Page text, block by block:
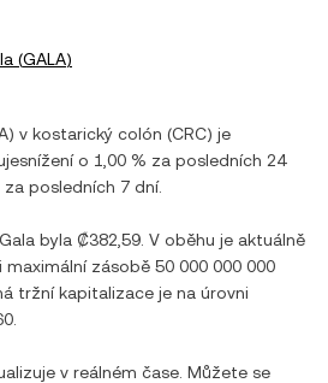
(GALA)
) v kostarický colón (CRC) je
sníženío 1,00 % za posledních 24
za posledních 7 dní.
Gala byla ₡382,59 . V oběhu je aktuálně
maximální zásobě 50 000 000 000
tržní kapitalizace je na úrovni
v reálném čase. Můžete se